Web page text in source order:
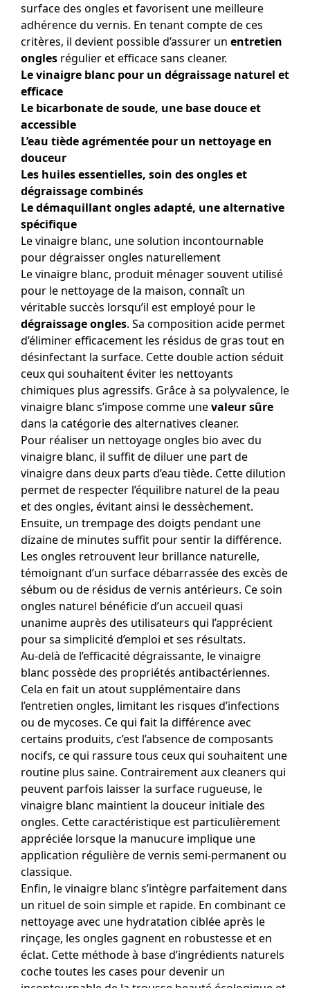
surface des ongles et favorisent une meilleure
adhérence du vernis. En tenant compte de ces
critères, il devient possible d’assurer un entretien
ongles régulier et efficace sans cleaner.
Le vinaigre blanc pour un dégraissage naturel et
efficace
Le bicarbonate de soude, une base douce et
accessible
L’eau tiède agrémentée pour un nettoyage en
douceur
Les huiles essentielles, soin des ongles et
dégraissage combinés
Le démaquillant ongles adapté, une alternative
spécifique
Le vinaigre blanc, une solution incontournable
pour dégraisser ongles naturellement
Le vinaigre blanc, produit ménager souvent utilisé
pour le nettoyage de la maison, connaît un
véritable succès lorsqu’il est employé pour le
dégraissage ongles. Sa composition acide permet
d’éliminer efficacement les résidus de gras tout en
désinfectant la surface. Cette double action séduit
ceux qui souhaitent éviter les nettoyants
chimiques plus agressifs. Grâce à sa polyvalence, le
vinaigre blanc s’impose comme unevaleur sûre
dans la catégorie des alternatives cleaner.
Pour réaliser un nettoyage ongles bio avec du
vinaigre blanc, il suffit de diluer une part de
vinaigre dans deux parts d’eau tiède. Cette dilution
permet de respecter l’équilibre naturel de la peau
et des ongles, évitant ainsi le dessèchement.
Ensuite, un trempage des doigts pendant une
dizaine de minutes suffit pour sentir la différence.
Les ongles retrouvent leur brillance naturelle,
témoignant d’un surface débarrassée des excès de
sébum ou de résidus de vernis antérieurs. Ce soin
ongles naturel bénéficie d’un accueil quasi
unanime auprès des utilisateurs qui l’apprécient
pour sa simplicité d’emploi et ses résultats.
Au-delà de l’efficacité dégraissante, le vinaigre
blanc possède des propriétés antibactériennes.
Cela en fait un atout supplémentaire dans
l’entretien ongles, limitant les risques d’infections
ou de mycoses. Ce qui fait la différence avec
certains produits, c’est l’absence de composants
nocifs, ce qui rassure tous ceux qui souhaitent une
routine plus saine. Contrairement aux cleaners qui
peuvent parfois laisser la surface rugueuse, le
vinaigre blanc maintient la douceur initiale des
ongles. Cette caractéristique est particulièrement
appréciée lorsque la manucure implique une
application régulière de vernis semi-permanent ou
classique.
Enfin, le vinaigre blanc s’intègre parfaitement dans
un rituel de soin simple et rapide. En combinant ce
nettoyage avec une hydratation ciblée après le
rinçage, les ongles gagnent en robustesse et en
éclat. Cette méthode à base d’ingrédients naturels
coche toutes les cases pour devenir un